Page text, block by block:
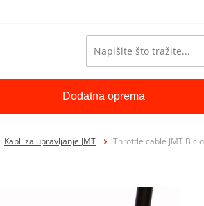
Dodatna oprema
Kabli za upravljanje JMT Throttle cable JMT B